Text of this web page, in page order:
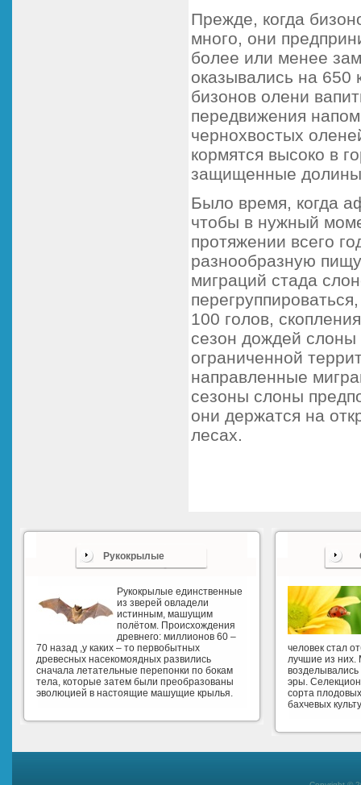
Прежде, когда
много, они
более или менее
оказывались на 650
бизонов олени
передвижения
чернохвостых
кормятся высоко в
защищенные долины,
Было время, когда
чтобы в нужный
протяжении всего
разнообразную
миграций стада
100 голов,
сезон дождей слоны
ограниченной
направленные
сезоны слоны
они держатся на
лесах.
Рукокрылые
Рукокрылые единственные
из зверей овладели
истинным, машущим
полётом. Происхождения
древнего: миллионов 60 –
70 назад ,у каких – то первобытных
древесных насекомоядных развились
сначала летательные перепонки по бокам
тела, которые затем были преобразованы
эволюцией в настоящие машущие крылья.
человек стал
лучшие из них.
эры.
сорта
бахчевых